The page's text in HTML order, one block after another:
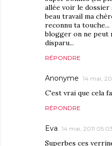
allée voir le dossier
beau travail ma
reconnu ta touche...
blogger on ne peut
disparu...
RÉPONDRE
Anonyme 14 mai,
C'est vrai que cela
RÉPONDRE
Eva 14 mai, 2011 05:03
Superbes ces